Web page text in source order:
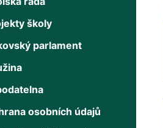
školy
parlament
osobních údajů